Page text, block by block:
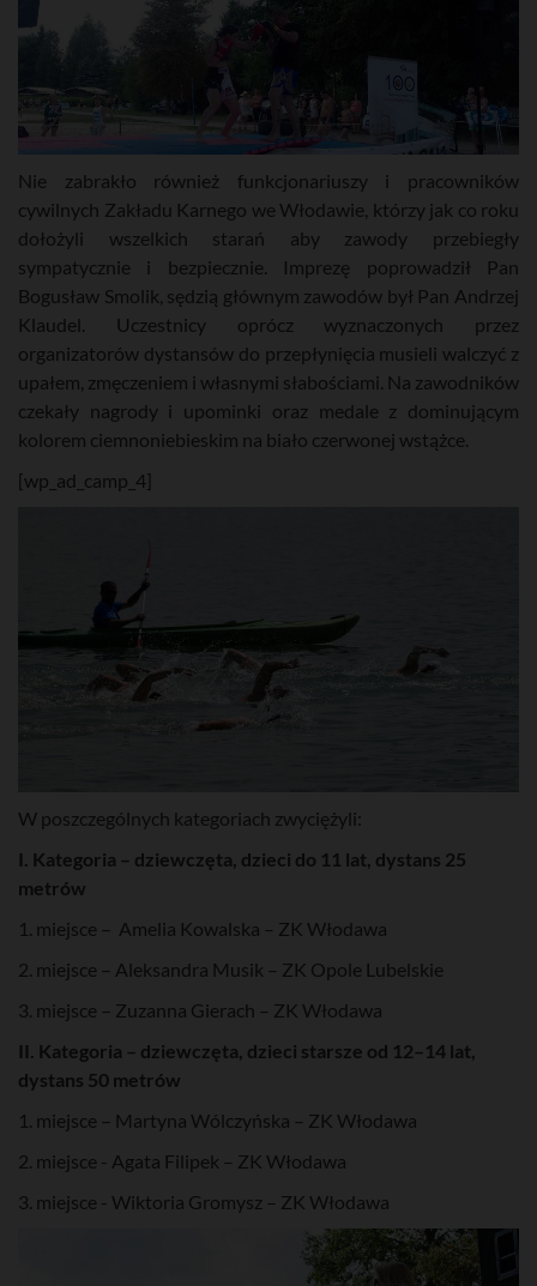
Nie zabrakło również funkcjonariuszy i pracowników
cywilnych Zakładu Karnego we Włodawie, którzy jak co roku
dołożyli wszelkich starań aby zawody przebiegły
sympatycznie i bezpiecznie. Imprezę poprowadził Pan
Bogusław Smolik, sędzią głównym zawodów był Pan Andrzej
Klaudel. Uczestnicy oprócz wyznaczonych przez
organizatorów dystansów do przepłynięcia musieli walczyć z
upałem, zmęczeniem i własnymi słabościami. Na zawodników
czekały nagrody i upominki oraz medale z dominującym
kolorem ciemnoniebieskim na biało czerwonej wstążce.
[wp_ad_camp_4]
W poszczególnych kategoriach zwyciężyli:
I. Kategoria – dziewczęta, dzieci do 11 lat, dystans 25
metrów
1. miejsce – Amelia Kowalska – ZK Włodawa
2. miejsce – Aleksandra Musik – ZK Opole Lubelskie
3. miejsce – Zuzanna Gierach – ZK Włodawa
II. Kategoria – dziewczęta, dzieci starsze od 12–14 lat,
dystans 50 metrów
1. miejsce – Martyna Wólczyńska – ZK Włodawa
2. miejsce - Agata Filipek – ZK Włodawa
3. miejsce - Wiktoria Gromysz – ZK Włodawa